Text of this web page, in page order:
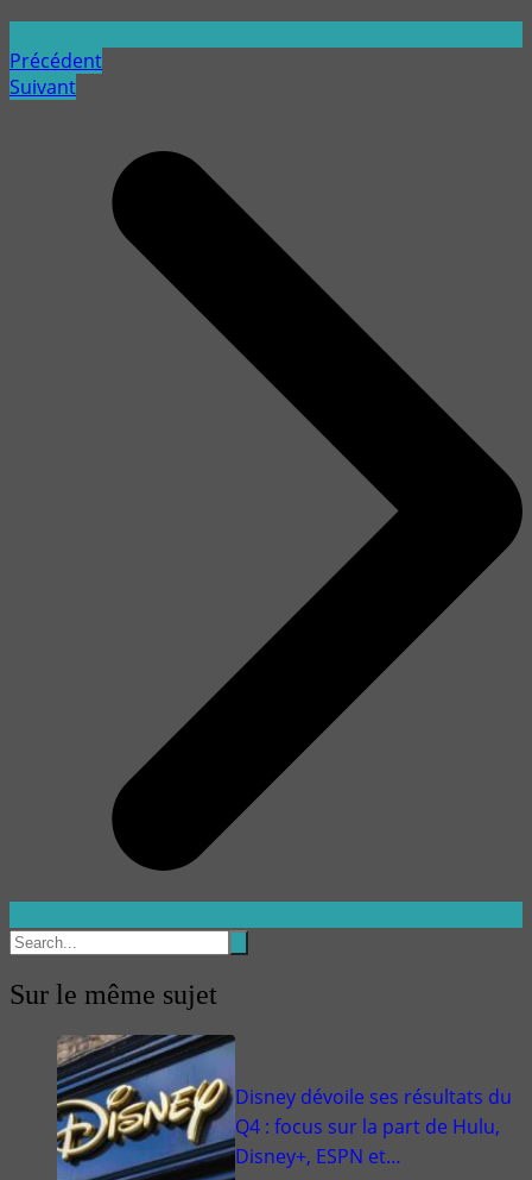
Précédent
Suivant
Sur le même sujet
Disney dévoile ses résultats du
Q4 : focus sur la part de Hulu,
Disney+, ESPN et…